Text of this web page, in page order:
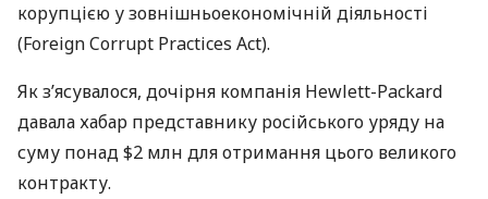
корупцією у зовнішньоекономічній діяльності
(Foreign Corrupt Practices Act).
Як з’ясувалося, дочірня компанія Hewlett-Packard
давала хабар представнику російського уряду на
суму понад $2 млн для отримання цього великого
контракту.